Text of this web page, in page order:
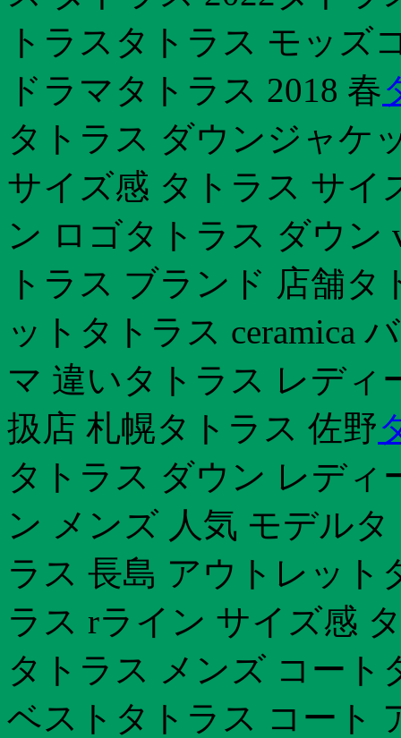
トラスタトラス モッズ
ドラマタトラス 2018 春
タトラス ダウンジャケ
サイズ感 タトラス サイ
ン ロゴタトラス ダウン
トラス ブランド 店舗
ットタトラス ceramica
マ 違いタトラス レディ
扱店 札幌タトラス 佐野
タトラス ダウン レディ
ン メンズ 人気 モデル
ラス 長島 アウトレット
ラス rライン サイズ感
タトラス メンズ コー
ベストタトラス コート